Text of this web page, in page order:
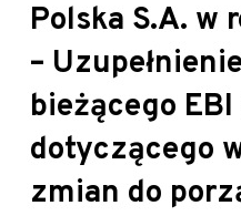
Polska S.A.
–
bieżącego
dotyczącego
zmian do